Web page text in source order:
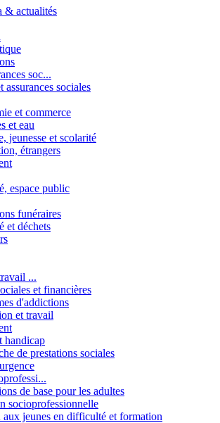
& actualités
soc...
assurances sociales
et commerce
et eau
jeunesse et scolarité
étrangers
espace public
funéraires
et déchets
...
et financières
d'addictions
et travail
handicap
de prestations sociales
de base pour les adultes
socioprofessionnelle
aux jeunes en difficulté et formation